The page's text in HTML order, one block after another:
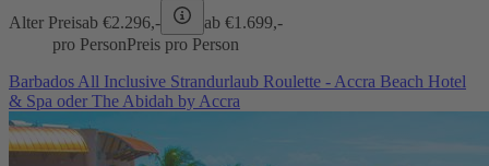
Alter Preisab €2.296,- ab €1.699,-
pro PersonPreis pro Person
Barbados All Inclusive Strandurlaub Roulette - Accra Beach Hotel
& Spa oder The Abidah by Accra